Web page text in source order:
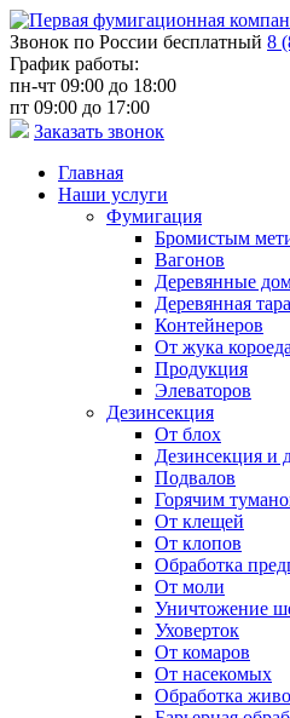
Звонок по России бесплатный 8
График работы:
пн-чт 09:00 до 18:00
пт 09:00 до 17:00
Заказать звонок
Главная
Наши услуги
Фумигация
Бромистым
Вагонов
Деревянные
Деревянная тара
Контейнеров
От жука короеда
Продукция
Элеваторов
Дезинсекция
От блох
Дезинсекция и
Подвалов
Горячим
От клещей
От клопов
Обработка
От моли
Уничтожение
Уховерток
От комаров
От насекомых
Обработка